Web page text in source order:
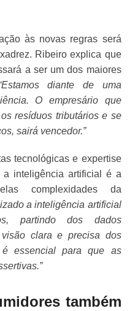
às novas regras será
Ribeiro explica que
a ser um dos maiores
diante de uma
O empresário que
resíduos tributários e se
sairá vencedor.”
tecnológicas e expertise
inteligência artificial é a
complexidades da
a inteligência artificial
partindo dos dados
clara e precisa dos
essencial para que as
também